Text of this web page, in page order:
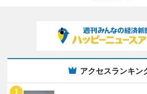
アクセスランキン